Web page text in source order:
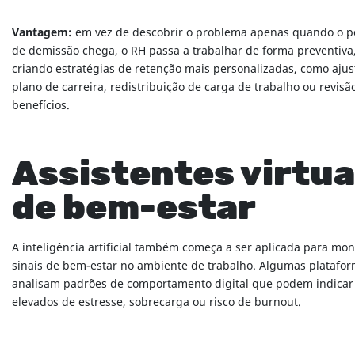
Vantagem: em vez de descobrir o problema apenas quando o
de demissão chega, o RH passa a trabalhar de forma
criando estratégias de retenção mais personalizadas, como
plano de carreira, redistribuição de carga de trabalho ou
benefícios.
Assistentes
de bem-estar
A inteligência artificial também começa a ser aplicada para
sinais de bem-estar no ambiente de trabalho. Algumas
analisam padrões de comportamento digital que podem
elevados de estresse, sobrecarga ou risco de burnout.